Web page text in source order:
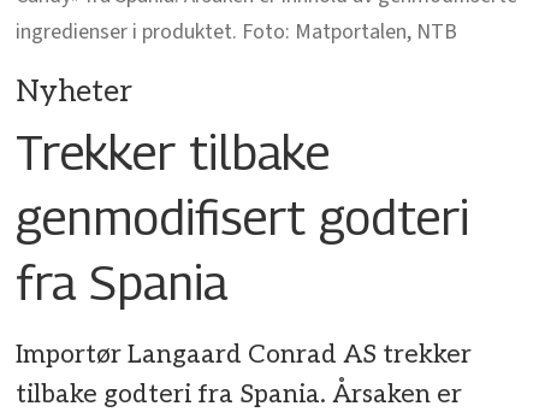
ingredienser i produktet. Foto: Matportalen, NTB
Nyheter
Trekker tilbake
genmodifisert godteri
fra Spania
Importør Langaard Conrad AS trekker
tilbake godteri fra Spania. Årsaken er